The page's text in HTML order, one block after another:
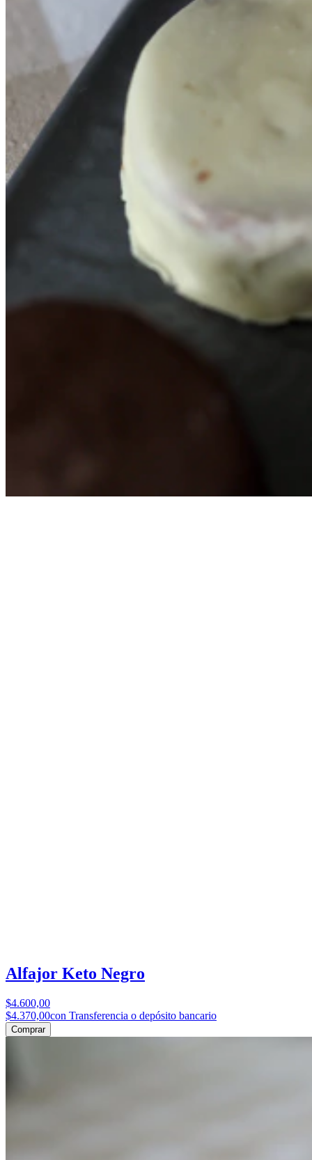
Alfajor Keto Negro
$4.600,00
$4.370,00con Transferencia o depósito bancario
Comprar